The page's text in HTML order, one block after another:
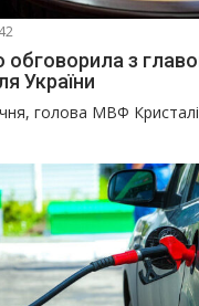
обговорила з
України
голова МВФ